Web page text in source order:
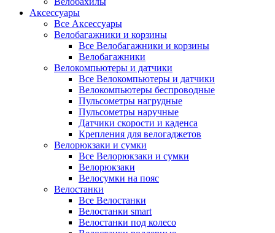
Аксессуары
Все Аксессуары
Велобагажники и корзины
Все Велобагажники и корзины
Велобагажники
Велокомпьютеры и датчики
Все Велокомпьютеры и датчики
Велокомпьютеры беспроводные
Пульсометры нагрудные
Пульсометры наручные
Датчики скорости и каденса
Крепления для велогаджетов
Велорюкзаки и сумки
Все Велорюкзаки и сумки
Велорюкзаки
Велосумки на пояс
Велостанки
Все Велостанки
Велостанки smart
Велостанки под колесо